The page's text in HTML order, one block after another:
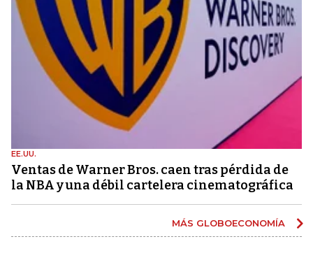
EE.UU.
Ventas de Warner Bros. caen tras pérdida de
la NBA y una débil cartelera cinematográfica
MÁS GLOBOECONOMÍA